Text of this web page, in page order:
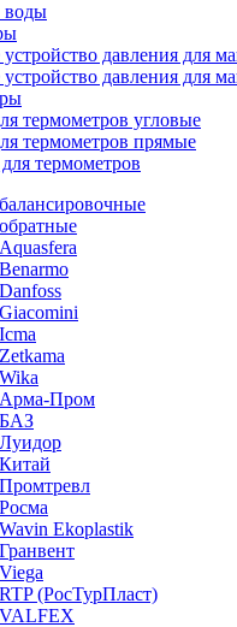
воды
давления для
давления для
термометров угловые
термометров прямые
термометров
Пром
Ekoplastik
(РосТурПласт)